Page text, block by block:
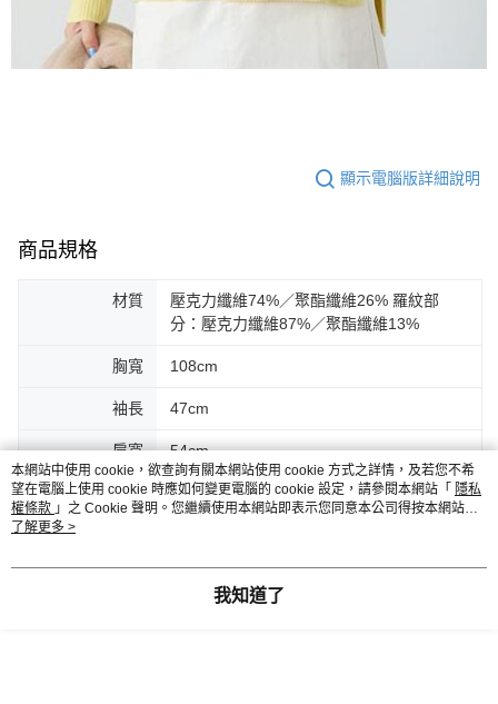
顯示電腦版詳細說明
商品規格
材質
壓克力纖維74%／聚酯纖維26% 羅紋部
分：壓克力纖維87%／聚酯纖維13%
胸寬 108cm
袖長 47cm
肩寬 54cm
底寬 46cm
本網站中使用 cookie，欲查詢有關本網站使用 cookie 方式之詳情，及若您不希
望在電腦上使用 cookie 時應如何變更電腦的 cookie 設定，請參閱本網站「 隱私
權條款 」之 Cookie 聲明。您繼續使用本網站即表示您同意本公司得按本網站使
用條款之 Cookie 聲明使用 cookie。
了解更多 >
我知道了